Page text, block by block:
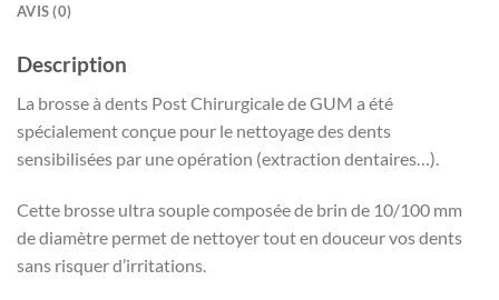
AVIS (0)
Description
La brosse à dents Post Chirurgicale de GUM a été
spécialement conçue pour le nettoyage des dents
sensibilisées par une opération (extraction dentaires…).
Cette brosse ultra souple composée de brin de 10/100 mm
de diamètre permet de nettoyer tout en douceur vos dents
sans risquer d’irritations.